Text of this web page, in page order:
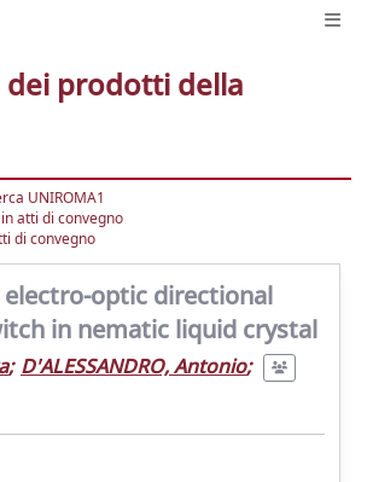
dei prodotti della
UNIROMA1
atti di convegno
di convegno
electro-optic directional
in nematic liquid crystal
; D'ALESSANDRO, Antonio;